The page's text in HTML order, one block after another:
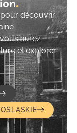
découvrir
aurez
et explorer